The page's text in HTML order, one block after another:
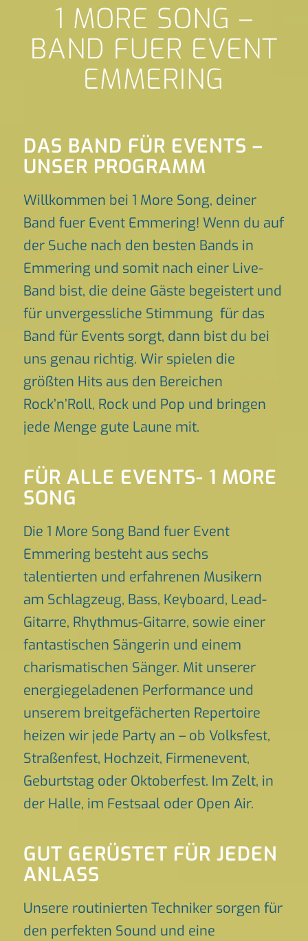
1 MORE SONG –
BAND FUER EVENT
EMMERING
DAS BAND FÜR EVENTS –
UNSER PROGRAMM
Willkommen bei 1 More Song, deiner
Band fuer Event Emmering! Wenn du auf
der Suche nach den besten Bands in
Emmering und somit nach einer Live-
Band bist, die deine Gäste begeistert und
für unvergessliche Stimmung für das
Band für Events sorgt, dann bist du bei
uns genau richtig. Wir spielen die
größten Hits aus den Bereichen
Rock’n’Roll, Rock und Pop und bringen
jede Menge gute Laune mit.
FÜR ALLE EVENTS- 1 MORE
SONG
Die 1 More Song Band fuer Event
Emmering besteht aus sechs
talentierten und erfahrenen Musikern
am Schlagzeug, Bass, Keyboard, Lead-
Gitarre, Rhythmus-Gitarre, sowie einer
fantastischen Sängerin und einem
charismatischen Sänger. Mit unserer
energiegeladenen Performance und
unserem breitgefächerten Repertoire
heizen wir jede Party an – ob Volksfest,
Straßenfest, Hochzeit, Firmenevent,
Geburtstag oder Oktoberfest. Im Zelt, in
der Halle, im Festsaal oder Open Air.
GUT GERÜSTET FÜR JEDEN
ANLASS
Unsere routinierten Techniker sorgen für
den perfekten Sound und eine